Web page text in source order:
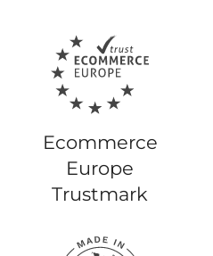
Ecommerce
Europe
Trustmark